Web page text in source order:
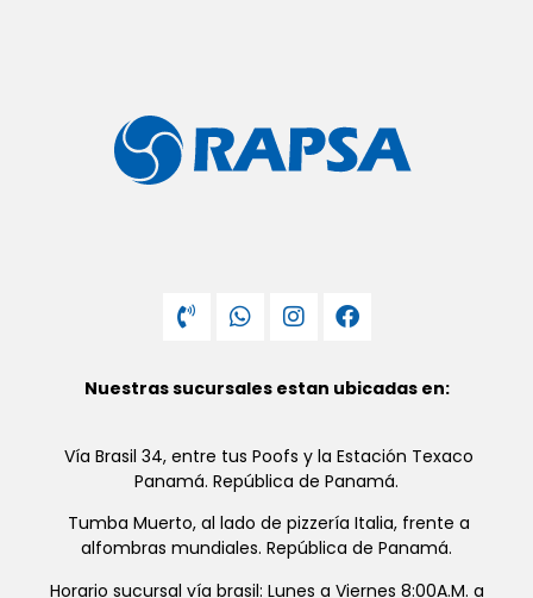
Nuestras sucursales estan ubicadas en:
Vía Brasil 34, entre tus Poofs y la Estación Texaco
Panamá. República de Panamá.
Tumba Muerto, al lado de pizzería Italia, frente a
alfombras mundiales. República de Panamá.
Horario sucursal vía brasil: Lunes a Viernes 8:00A.M. a